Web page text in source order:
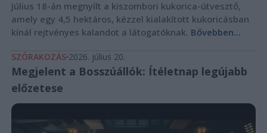
Július 18-án megnyílt a kiszombori kukorica-útvesztő,
amely egy 4,5 hektáros, kézzel kialakított kukoricásban
kínál rejtvényes kalandot a látogatóknak. Bővebben...
SZÓRAKOZÁS 2026. július 20.
Megjelent a Bosszúállók: Ítéletnap legújabb
előzetese